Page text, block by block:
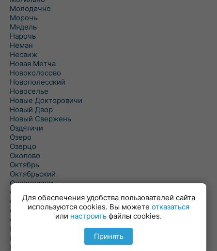
Молодечно
Морочь
Мядель
Нарочь
Неман
Несвиж
Новая Метча
Новоколосово
Новополесский
Новоселье
Новые Докторовичи
Новый Двор
Новый Свержень
Оздятичи
Озеро
Озерцо
Околово
Октябрь
Октябрьский
Олехновичи
Омговичи
Оношки
Осовец
Острошицкий Городок
Пасека
Пастовичи
Першаи
Для обеспечения удобства пользователей сайта
используются cookies. Вы можете отказаться
или настроить файлы cookies.
Принять